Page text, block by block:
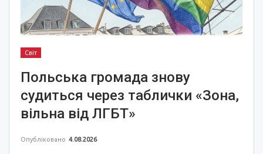
Світ
Польська громада знову
судиться через таблички «Зона,
вільна від ЛГБТ»
Опубліковано 4.08.2026